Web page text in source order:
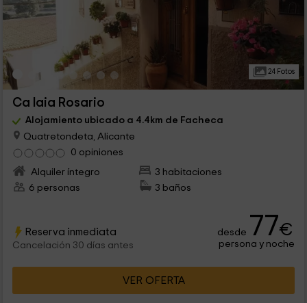
24 Fotos
Ca Iaia Rosario
Alojamiento ubicado a 4.4km de Facheca
Quatretondeta, Alicante
0 opiniones
Alquiler íntegro
3 habitaciones
6 personas
3 baños
Reserva inmediata
Cancelación 30 días antes
desde 77€
persona y noche
VER OFERTA